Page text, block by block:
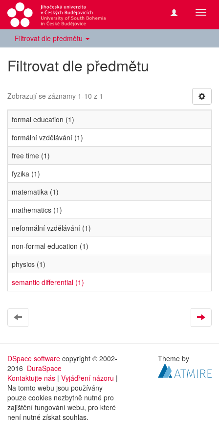
Filtrovat dle předmětu
Filtrovat dle předmětu
Zobrazují se záznamy 1-10 z 1
formal education (1)
formální vzdělávání (1)
free time (1)
fyzika (1)
matematika (1)
mathematics (1)
neformální vzdělávání (1)
non-formal education (1)
physics (1)
semantic differential (1)
DSpace software copyright © 2002-
2016 DuraSpace
Kontaktujte nás | Vyjádření názoru |
Na tomto webu jsou používány
pouze cookies nezbytně nutné pro
zajištění fungování webu, pro které
není nutné získat souhlas.
Theme by